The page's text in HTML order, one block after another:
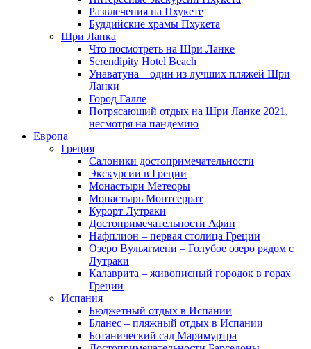
Развлечения на Пхукете
Буддийские храмы Пхукета
Шри Ланка
Что посмотреть на Шри Ланке
Serendipity Hotel Beach
Унаватуна – один из лучших пляжей Шри
Ланки
Город Галле
Потрясающий отдых на Шри Ланке 2021,
несмотря на пандемию
Европа
Греция
Салоники достопримечательности
Экскурсии в Греции
Монастыри Метеоры
Монастырь Монтсеррат
Курорт Лутраки
Достопримечательности Афин
Нафплион – первая столица Греции
Озеро Вульягмени – Голубое озеро рядом с
Лутраки
Калаврита – живописный городок в горах
Греции
Испания
Бюджетный отдых в Испании
Бланес – пляжный отдых в Испании
Ботанический сад Маримуртра